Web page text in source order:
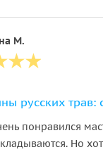
М.
понравился
Но